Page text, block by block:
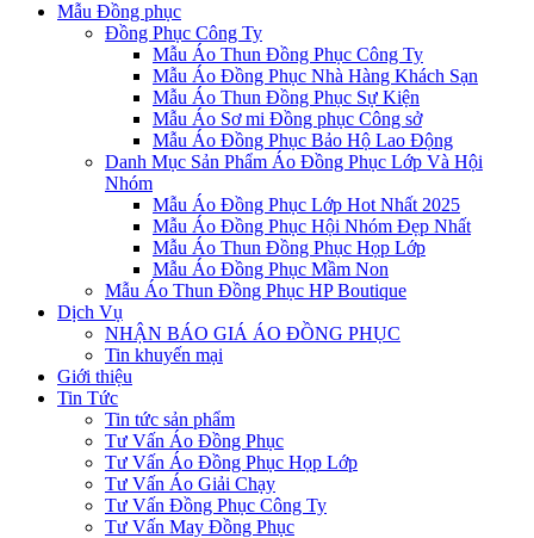
Mẫu Đồng phục
Đồng Phục Công Ty
Mẫu Áo Thun Đồng Phục Công Ty
Mẫu Áo Đồng Phục Nhà Hàng Khách Sạn
Mẫu Áo Thun Đồng Phục Sự Kiện
Mẫu Áo Sơ mi Đồng phục Công sở
Mẫu Áo Đồng Phục Bảo Hộ Lao Động
Danh Mục Sản Phẩm Áo Đồng Phục Lớp Và Hội
Nhóm
Mẫu Áo Đồng Phục Lớp Hot Nhất 2025
Mẫu Áo Đồng Phục Hội Nhóm Đẹp Nhất
Mẫu Áo Thun Đồng Phục Họp Lớp
Mẫu Áo Đồng Phục Mầm Non
Mẫu Áo Thun Đồng Phục HP Boutique
Dịch Vụ
NHẬN BÁO GIÁ ÁO ĐỒNG PHỤC
Tin khuyến mại
Giới thiệu
Tin Tức
Tin tức sản phẩm
Tư Vấn Áo Đồng Phục
Tư Vấn Áo Đồng Phục Họp Lớp
Tư Vấn Áo Giải Chạy
Tư Vấn Đồng Phục Công Ty
Tư Vấn May Đồng Phục